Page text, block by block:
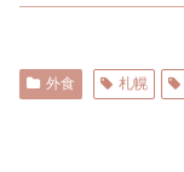
外食 札幌